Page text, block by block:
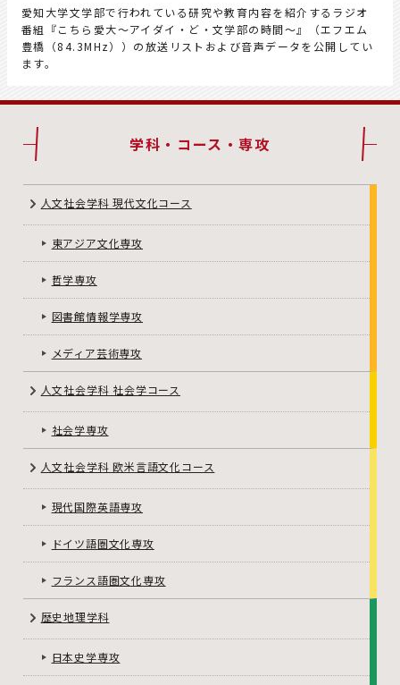
愛知大学文学部で行われている研究や教育内容を紹介するラジオ
番組『こちら愛大～アイダイ・ど・文学部の時間～』（エフエム
豊橋（84.3MHz））の放送リストおよび音声データを公開してい
ます。
学科・コース・専攻
人文社会学科 現代文化コース
東アジア文化専攻
哲学専攻
図書館情報学専攻
メディア芸術専攻
人文社会学科 社会学コース
社会学専攻
人文社会学科 欧米言語文化コース
現代国際英語専攻
ドイツ語圏文化専攻
フランス語圏文化専攻
歴史地理学科
日本史学専攻